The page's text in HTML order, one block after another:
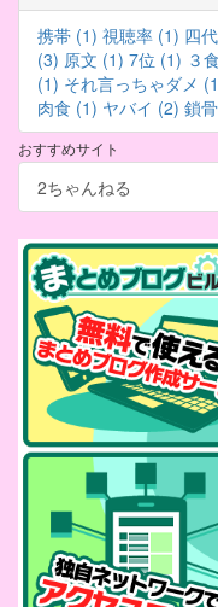
携帯 (1) 視聴率 (1) 四
(3) 原文 (1) 7位 (1) ３
(1) それ言っちゃダメ
肉食 (1) ヤバイ (2) 鎖
おすすめサイト
2ちゃんねる